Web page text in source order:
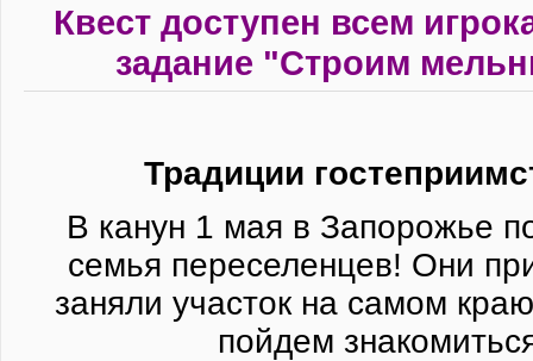
Квест доступен всем
задание "Строим
Традиции
В канун 1 мая в Запорожье
семья переселенцев! Они
заняли участок на самом
пойдем